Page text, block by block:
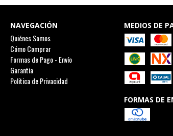
NAVEGACIÓN
Quiénes Somos
Cómo Comprar
Formas de Pago - Envío
Garantía
Politica de Privacidad
MEDIOS DE
FORMAS DE